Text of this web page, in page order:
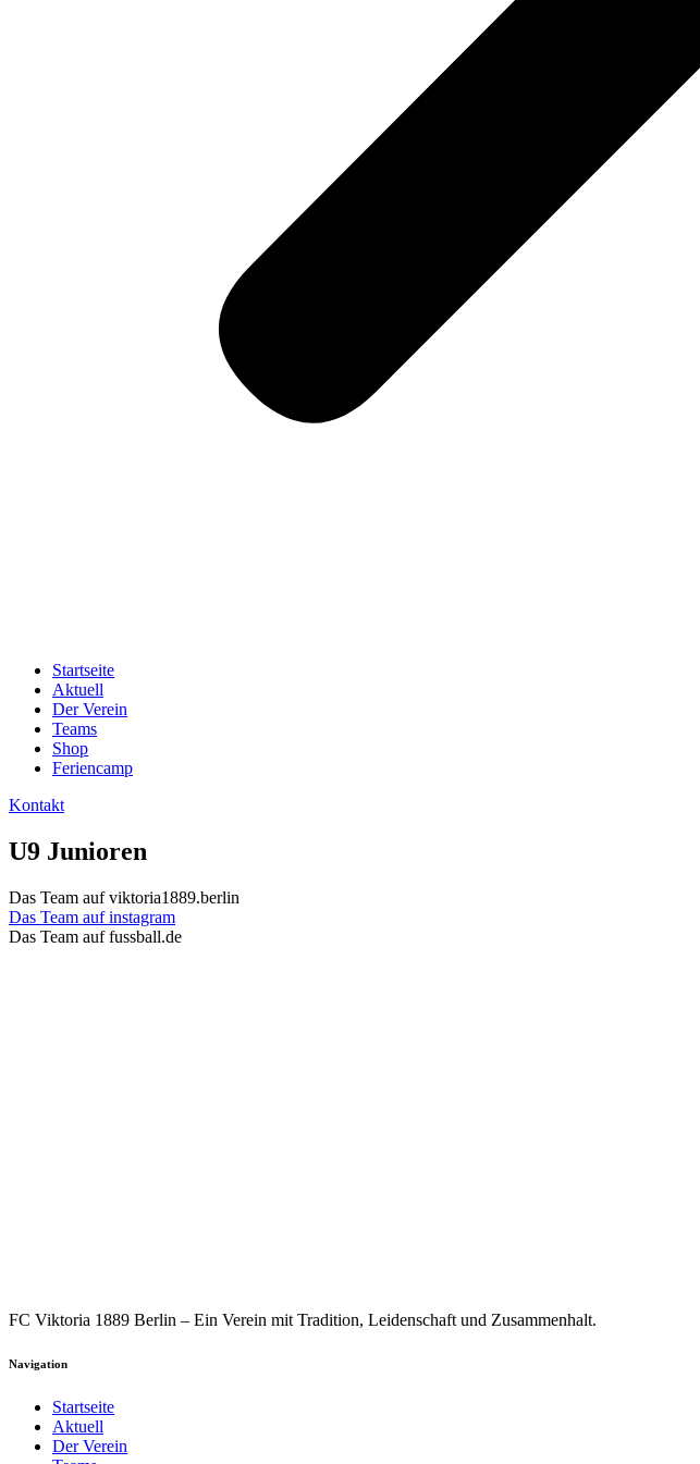
Startseite
Aktuell
Der Verein
Teams
Shop
Feriencamp
Kontakt
U9 Junioren
Das Team auf viktoria1889.berlin
Das Team auf instagram
Das Team auf fussball.de
FC Viktoria 1889 Berlin – Ein Verein mit Tradition, Leidenschaft und Zusammenhalt.
Navigation
Startseite
Aktuell
Der Verein